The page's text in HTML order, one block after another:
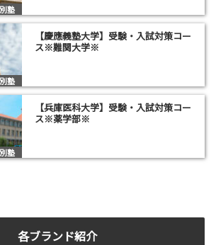
塾
塾
【慶應義塾大学】受験・入試対策コー
ス※難関大学※
塾
【兵庫医科大学】受験・入試対策コー
ス※薬学部※
各ブランド紹介